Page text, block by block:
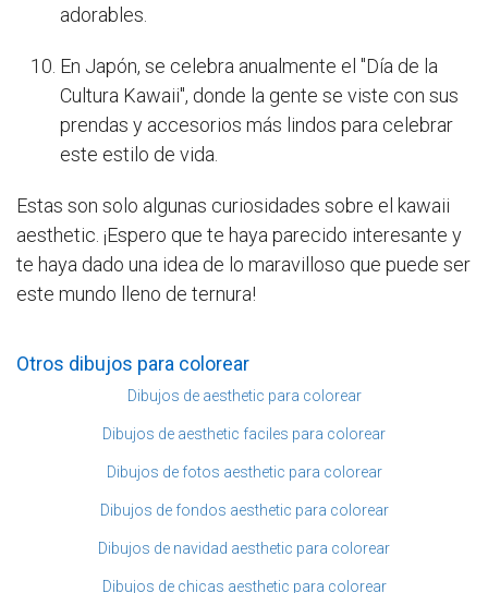
adorables.
En Japón, se celebra anualmente el "Día de la
Cultura Kawaii", donde la gente se viste con sus
prendas y accesorios más lindos para celebrar
este estilo de vida.
Estas son solo algunas curiosidades sobre el kawaii
aesthetic. ¡Espero que te haya parecido interesante y
te haya dado una idea de lo maravilloso que puede ser
este mundo lleno de ternura!
Otros dibujos para colorear
Dibujos de aesthetic para colorear
Dibujos de aesthetic faciles para colorear
Dibujos de fotos aesthetic para colorear
Dibujos de fondos aesthetic para colorear
Dibujos de navidad aesthetic para colorear
Dibujos de chicas aesthetic para colorear